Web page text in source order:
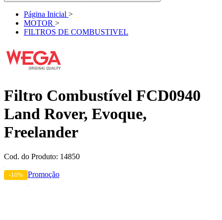
Página Inicial >
MOTOR >
FILTROS DE COMBUSTIVEL
Filtro Combustível FCD0940
Land Rover, Evoque,
Freelander
Cod. do Produto: 14850
-10% Promoção